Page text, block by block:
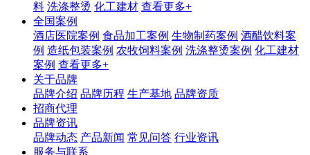
料 洗涤整烫 化工建材 查看更多+
全国案例
酒店医院案例 食品加工案例 生物制药案例 酒醋饮料案
例 造纸包装案例 农牧饲料案例 洗涤整烫案例 化工建材
案例 查看更多+
关于品牌
品牌介绍 品牌历程 生产基地 品牌资质
招商代理
品牌资讯
品牌动态 产品新闻 常见问答 行业资讯
服务与联系